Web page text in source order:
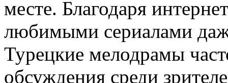
месте. Благодаря
любимыми сериалами
Турецкие мелодрамы
обсуждения среди